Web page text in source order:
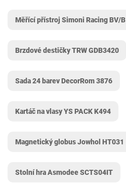
Měřící přístroj Simoni Racing ‎BV/B
Brzdové destičky TRW GDB3420
Sada 24 barev DecorRom 3876
Kartáč na vlasy YS PACK K494
Magnetický globus Jowhol HT031
Stolní hra Asmodee SCTS04IT